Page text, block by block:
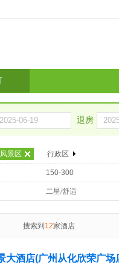
退房
景区 行政区
150-300
二星/舒适
搜索到 12家酒店
大酒店(广州从化欣荣广场